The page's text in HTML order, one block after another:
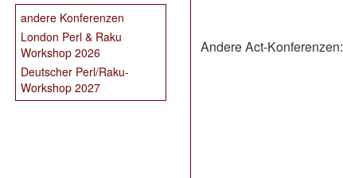
andere Konferenzen
London Perl & Raku
Workshop 2026
Deutscher Perl/Raku-
Workshop 2027
Andere Act-Konferenzen: